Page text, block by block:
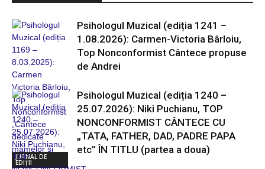
JURNAL DE
EDIȚII
Psihologul Muzical (ediția 1241 –
1.08.2026): Carmen-Victoria Bârloiu,
Top Nonconformist Cântece propuse
de Andrei
Psihologul Muzical (ediția 1240 –
25.07.2026): Niki Puchianu, TOP
NONCONFORMIST CÂNTECE CU
„TATA, FATHER, DAD, PADRE PAPA
etc” ÎN TITLU (partea a doua)